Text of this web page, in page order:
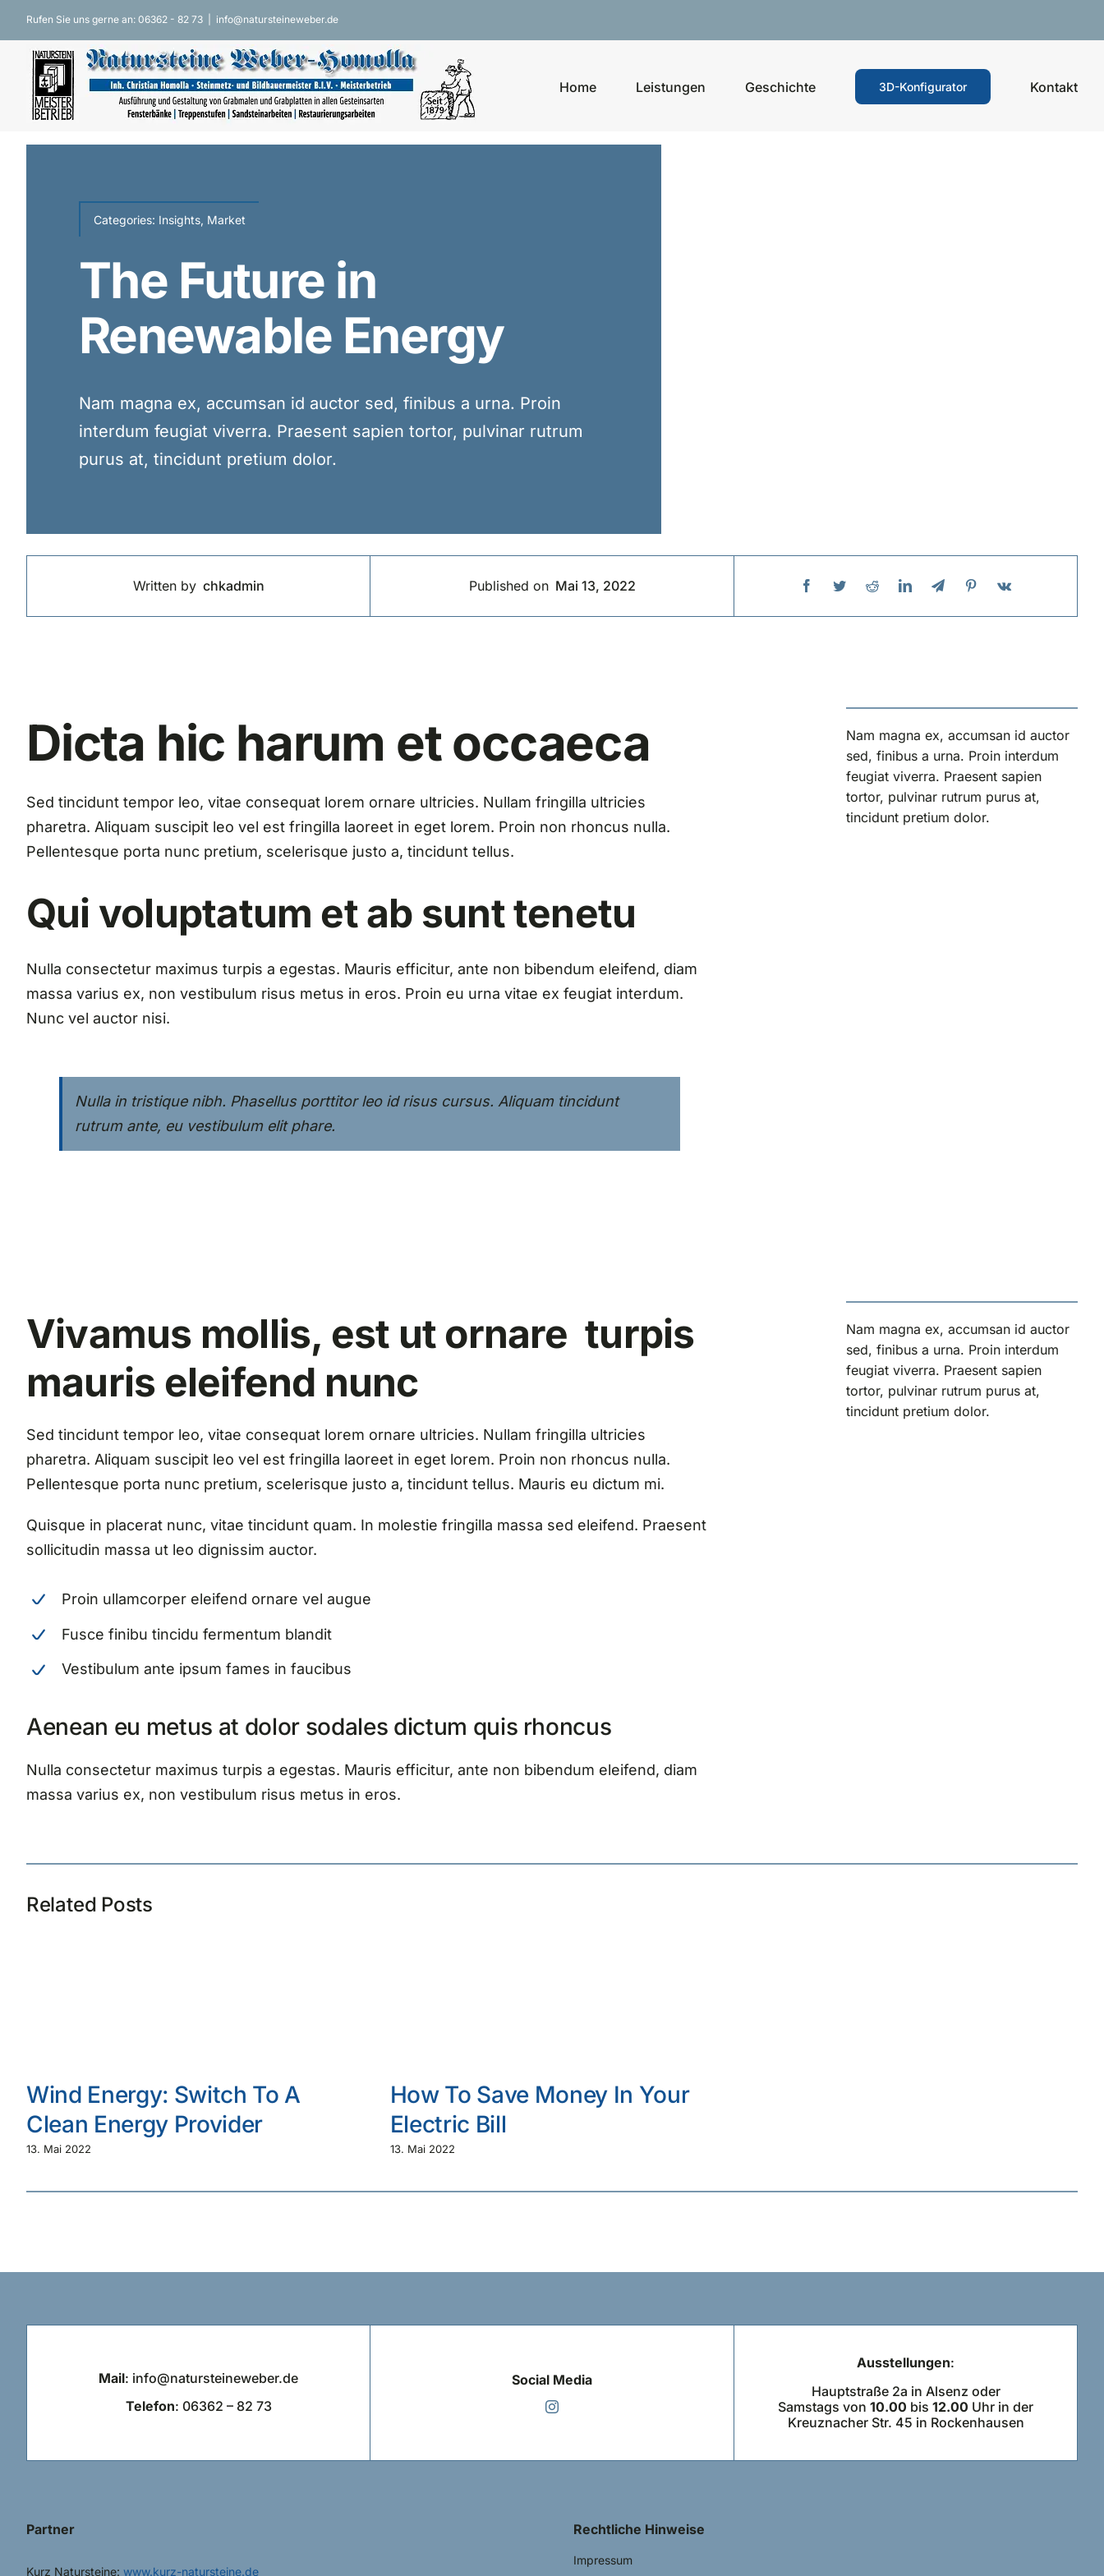
springen
Rufen Sie uns gerne an: 06362 - 82 73 info@natursteineweber.de
Home Leistungen Geschichte 3D-Konfigurator Kontakt
Categories: Insights, Market
The Future in
Renewable Energy
Nam magna ex, accumsan id auctor sed, finibus a urna. Proin
interdum feugiat viverra. Praesent sapien tortor, pulvinar rutrum
purus at, tincidunt pretium dolor.
Written by chkadmin Published on Mai 13, 2022
Dicta hic harum et occaeca
Sed tincidunt tempor leo, vitae consequat lorem ornare ultricies. Nullam fringilla ultricies
pharetra. Aliquam suscipit leo vel est fringilla laoreet in eget lorem. Proin non rhoncus nulla.
Pellentesque porta nunc pretium, scelerisque justo a, tincidunt tellus.
Qui voluptatum et ab sunt tenetu
Nulla consectetur maximus turpis a egestas. Mauris efficitur, ante non bibendum eleifend, diam
massa varius ex, non vestibulum risus metus in eros. Proin eu urna vitae ex feugiat interdum.
Nunc vel auctor nisi.
Nulla in tristique nibh. Phasellus porttitor leo id risus cursus. Aliquam tincidunt
rutrum ante, eu vestibulum elit phare.
Nam magna ex, accumsan id auctor
sed, finibus a urna. Proin interdum
feugiat viverra. Praesent sapien
tortor, pulvinar rutrum purus at,
tincidunt pretium dolor.
Vivamus mollis, est ut ornare turpis
mauris eleifend nunc
Sed tincidunt tempor leo, vitae consequat lorem ornare ultricies. Nullam fringilla ultricies
pharetra. Aliquam suscipit leo vel est fringilla laoreet in eget lorem. Proin non rhoncus nulla.
Pellentesque porta nunc pretium, scelerisque justo a, tincidunt tellus. Mauris eu dictum mi.
Quisque in placerat nunc, vitae tincidunt quam. In molestie fringilla massa sed eleifend. Praesent
sollicitudin massa ut leo dignissim auctor.
Proin ullamcorper eleifend ornare vel augue
Fusce finibu tincidu fermentum blandit
Vestibulum ante ipsum fames in faucibus
Aenean eu metus at dolor sodales dictum quis rhoncus
Nulla consectetur maximus turpis a egestas. Mauris efficitur, ante non bibendum eleifend, diam
massa varius ex, non vestibulum risus metus in eros.
Nam magna ex, accumsan id auctor
sed, finibus a urna. Proin interdum
feugiat viverra. Praesent sapien
tortor, pulvinar rutrum purus at,
tincidunt pretium dolor.
Related Posts
Wind Energy: Switch To A
Clean Energy Provider
13. Mai 2022
How To Save Money In Your
Electric Bill
13. Mai 2022
Mail: info@natursteineweber.de
Telefon: 06362 – 82 73
Social Media
Ausstellungen:
Hauptstraße 2a in Alsenz oder
Samstags von 10.00 bis 12.00 Uhr in der
Kreuznacher Str. 45 in Rockenhausen
Partner
Kurz Natursteine: www.kurz-natursteine.de
Rechtliche Hinweise
Impressum